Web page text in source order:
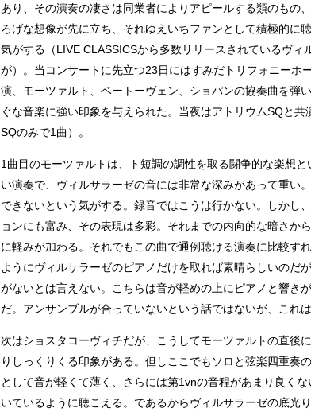
あり、その演奏の凄さは同業者によりアピールする類のもの
ろげな想像が先に立ち、それゆえいちファンとして積極的に
気がする（LIVE CLASSICSから多数リリースされているヴィ
が）。当コンサートに先立つ23日にはすみだトリフォニーホ
演、モーツァルト、ベートーヴェン、ショパンの協奏曲を弾
ぐな音楽に強い印象を与えられた。当夜はアトリウムSQと
SQのみで1曲）。
1曲目のモーツァルトは、ト短調の調性を取る闘争的な楽想
い演奏で、ヴィルサラーゼの音には非常な深みがあって重い
できないという気がする。録音ではこうは行かない。しかし
ョンにも富み、その表現は多彩。それまでの内向的な暗さか
に軽みが加わる。それでもこの曲で通例聴ける演奏に比較す
ようにヴィルサラーゼのピアノだけを取れば素晴らしいのだ
がないとは言えない。こちらは音が軽めの上にピアノと響き
だ。アンサンブルが合っていないという話ではないが、これ
次はショスタコーヴィチだが、こうしてモーツァルトの直後
りしっくりくる印象がある。但しここでもソロと弦楽四重奏
として音が軽くて薄く、さらには第1vnの音程があまり良く
いているように聴こえる。であるからヴィルサラーゼの底光